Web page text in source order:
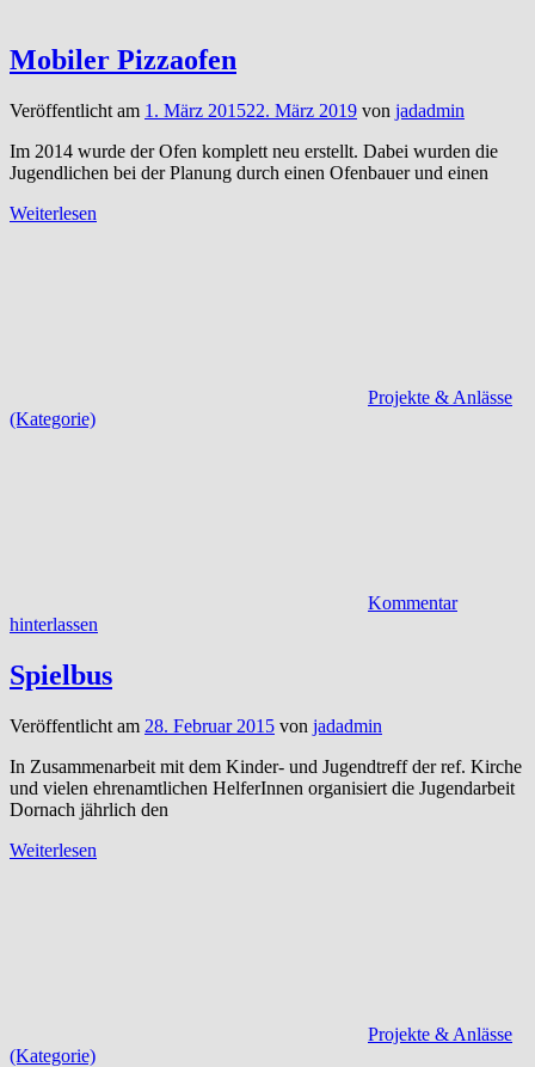
Mobiler Pizzaofen
Veröffentlicht am 1. März 201522. März 2019 von jadadmin
Im 2014 wurde der Ofen komplett neu erstellt. Dabei wurden die
Jugendlichen bei der Planung durch einen Ofenbauer und einen
Weiterlesen
Projekte & Anlässe
(Kategorie)
Kommentar
hinterlassen
Spielbus
Veröffentlicht am 28. Februar 2015 von jadadmin
In Zusammenarbeit mit dem Kinder- und Jugendtreff der ref. Kirche
und vielen ehrenamtlichen HelferInnen organisiert die Jugendarbeit
Dornach jährlich den
Weiterlesen
Projekte & Anlässe
(Kategorie)